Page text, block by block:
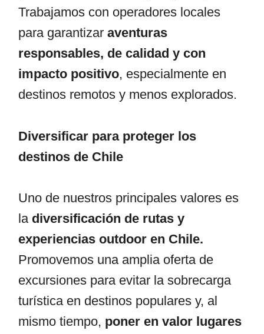
Trabajamos con operadores locales
para garantizaraventuras
responsables, de calidad y con
impacto positivo, especialmente en
destinos remotos y menos explorados.
Diversificar para proteger los
destinos de Chile
Uno de nuestros principales valores es
la diversificación de rutas y
experiencias outdoor en Chile.
Promovemos una amplia oferta de
excursiones para evitar la sobrecarga
turística en destinos populares y, al
mismo tiempo, poner en valor lugares